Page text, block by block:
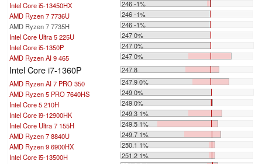
Intel Core i5-13450HX
246 -1%
AMD Ryzen 7 7736U
246 -1%
AMD Ryzen 7 7735H
246 -1%
Intel Core Ultra 5 225U
247 0%
Intel Core i5-1350P
247 0%
AMD Ryzen AI 9 465
247 0%
Intel Core i7-1360P
247.8
AMD Ryzen AI 7 PRO 350
247.9 0%
AMD Ryzen 5 PRO 7640HS
249 0%
Intel Core 5 210H
249 0%
Intel Core i9-12900HK
249.3 1%
Intel Core Ultra 7 155H
249.5 1%
AMD Ryzen 7 8840U
249.7 1%
AMD Ryzen 9 6900HX
250.1 1%
Intel Core i5-13500H
251.2 1%